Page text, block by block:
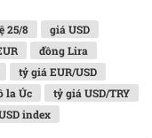
25/8
giá USD
đồng Lira
tỷ giá EUR/USD
la Úc
tỷ giá USD/TRY
index